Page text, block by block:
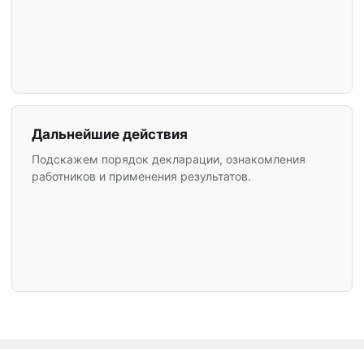
Дальнейшие действия
Подскажем порядок декларации, ознакомления
работников и применения результатов.